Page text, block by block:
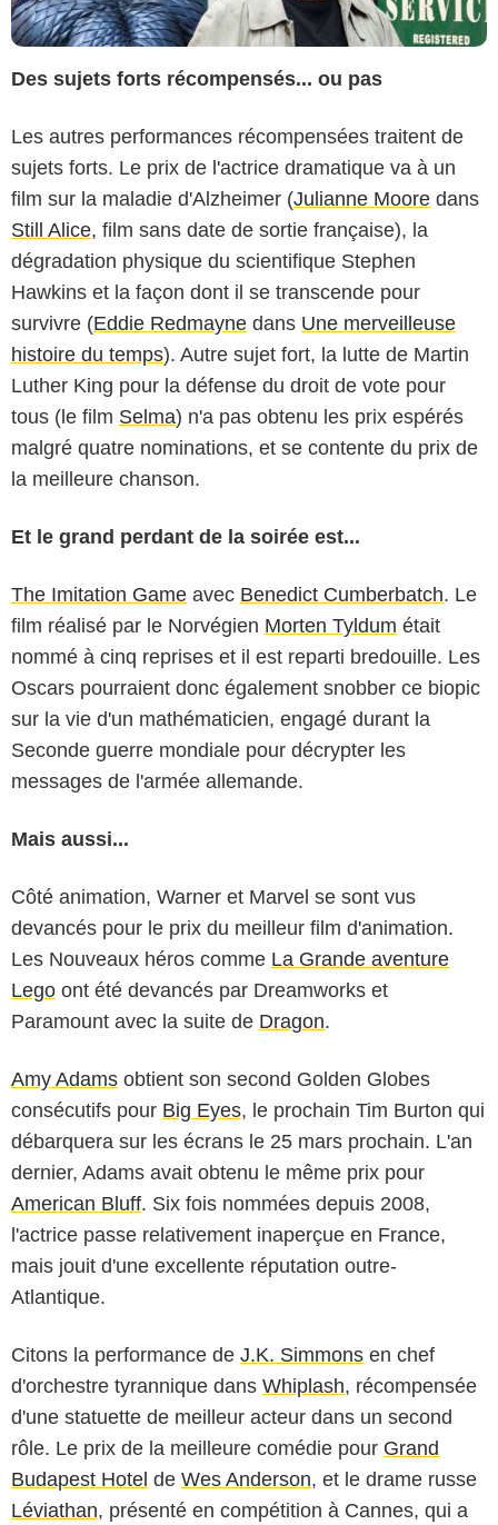
Des sujets forts récompensés... ou pas
Les autres performances récompensées traitent de
sujets forts. Le prix de l'actrice dramatique va à un
film sur la maladie d'Alzheimer (Julianne Moore dans
Still Alice, film sans date de sortie française), la
dégradation physique du scientifique Stephen
Hawkins et la façon dont il se transcende pour
survivre (Eddie Redmayne dans Une merveilleuse
histoire du temps). Autre sujet fort, la lutte de Martin
Luther King pour la défense du droit de vote pour
tous (le film Selma) n'a pas obtenu les prix espérés
malgré quatre nominations, et se contente du prix de
la meilleure chanson.
Et le grand perdant de la soirée est...
The Imitation Game avec Benedict Cumberbatch. Le
film réalisé par le Norvégien Morten Tyldum était
nommé à cinq reprises et il est reparti bredouille. Les
Oscars pourraient donc également snobber ce biopic
sur la vie d'un mathématicien, engagé durant la
Seconde guerre mondiale pour décrypter les
messages de l'armée allemande.
Mais aussi...
Côté animation, Warner et Marvel se sont vus
devancés pour le prix du meilleur film d'animation.
Les Nouveaux héros comme La Grande aventure
Lego ont été devancés par Dreamworks et
Paramount avec la suite de Dragon.
Amy Adams obtient son second Golden Globes
consécutifs pour Big Eyes, le prochain Tim Burton qui
débarquera sur les écrans le 25 mars prochain. L'an
dernier, Adams avait obtenu le même prix pour
American Bluff. Six fois nommées depuis 2008,
l'actrice passe relativement inaperçue en France,
mais jouit d'une excellente réputation outre-
Atlantique.
Citons la performance de J.K. Simmons en chef
d'orchestre tyrannique dans Whiplash, récompensée
d'une statuette de meilleur acteur dans un second
rôle. Le prix de la meilleure comédie pour Grand
Budapest Hotel de Wes Anderson, et le drame russe
Léviathan, présenté en compétition à Cannes, qui a